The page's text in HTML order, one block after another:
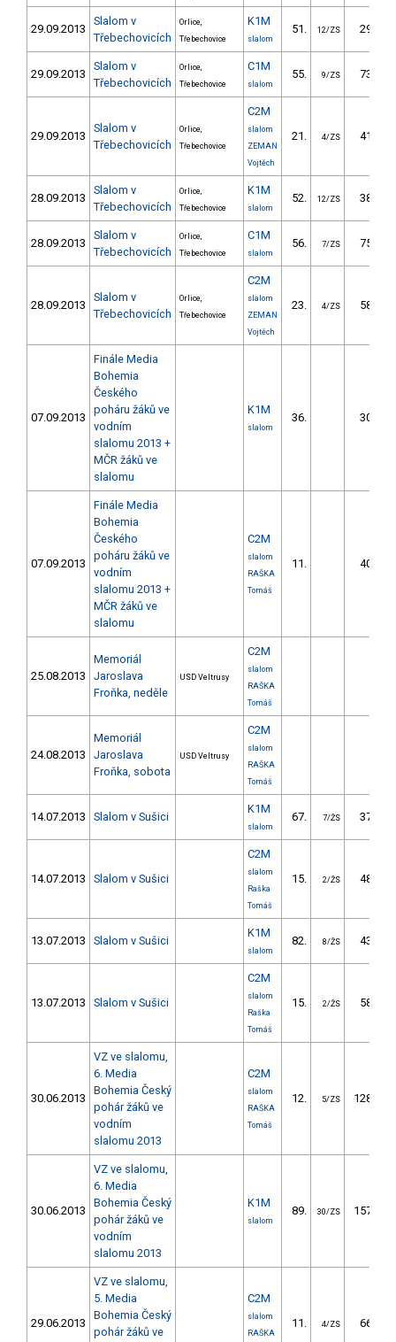
29.09.2013
Slalom v
Třebechovicích
Orlice,
Třebechovice
K1M
slalom
51. 12/ZS 29.30
29.09.2013
Slalom v
Třebechovicích
Orlice,
Třebechovice
C1M
slalom
55. 9/ZS 73.80
29.09.2013
Slalom v
Třebechovicích
Orlice,
Třebechovice
C2M
slalom
ZEMAN
Vojtěch
21. 4/ZS 41.30
28.09.2013
Slalom v
Třebechovicích
Orlice,
Třebechovice
K1M
slalom
52. 12/ZS 38.30
28.09.2013
Slalom v
Třebechovicích
Orlice,
Třebechovice
C1M
slalom
56. 7/ZS 75.70
28.09.2013
Slalom v
Třebechovicích
Orlice,
Třebechovice
C2M
slalom
ZEMAN
Vojtěch
23. 4/ZS 58.50
07.09.2013
Finále Media
Bohemia
Českého
poháru žáků ve
vodním
slalomu 2013 +
MČR žáků ve
slalomu
K1M
slalom
36. 30.49
07.09.2013
Finále Media
Bohemia
Českého
poháru žáků ve
vodním
slalomu 2013 +
MČR žáků ve
slalomu
C2M
slalom
RAŠKA
Tomáš
11. 40.45
25.08.2013
Memoriál
Jaroslava
Froňka, neděle
USD Veltrusy
C2M
slalom
RAŠKA
Tomáš
24.08.2013
Memoriál
Jaroslava
Froňka, sobota
USD Veltrusy
C2M
slalom
RAŠKA
Tomáš
14.07.2013 Slalom v Sušici
K1M
slalom
67. 7/ŽS 37.86
14.07.2013 Slalom v Sušici
C2M
slalom
Raška
Tomáš
15. 2/ŽS 48.29
13.07.2013 Slalom v Sušici
K1M
slalom
82. 8/ŽS 43.47
13.07.2013 Slalom v Sušici
C2M
slalom
Raška
Tomáš
15. 2/ŽS 58.88
30.06.2013
VZ ve slalomu,
6. Media
Bohemia Český
pohár žáků ve
vodním
slalomu 2013
C2M
slalom
RAŠKA
Tomáš
12. 5/ZS 128.88
30.06.2013
VZ ve slalomu,
6. Media
Bohemia Český
pohár žáků ve
vodním
slalomu 2013
K1M
slalom
89. 30/ZS 157.35
29.06.2013
VZ ve slalomu,
5. Media
Bohemia Český
pohár žáků ve
C2M
slalom
RAŠKA
11. 4/ZS 66.39